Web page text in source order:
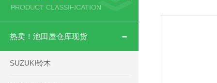
PRODUCT CLASSIFICATION
热卖！池田屋仓库现货
SUZUKI铃木